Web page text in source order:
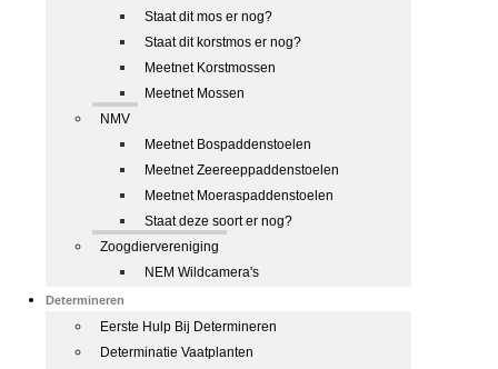
Staat dit mos er nog?
Staat dit korstmos er nog?
Meetnet Korstmossen
Meetnet Mossen
NMV
Meetnet Bospaddenstoelen
Meetnet Zeereeppaddenstoelen
Meetnet Moeraspaddenstoelen
Staat deze soort er nog?
Zoogdiervereniging
NEM Wildcamera's
Determineren
Eerste Hulp Bij Determineren
Determinatie Vaatplanten